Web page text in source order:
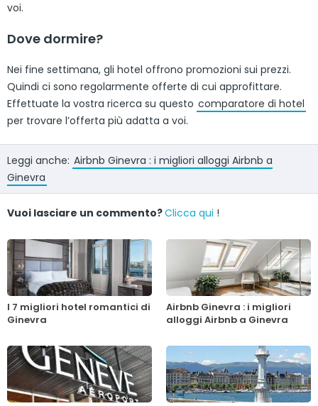
voi.
Dove dormire?
Nei fine settimana, gli hotel offrono promozioni sui prezzi.
Quindi ci sono regolarmente offerte di cui approfittare.
Effettuate la vostra ricerca su questo comparatore di hotel
per trovare l’offerta più adatta a voi.
Leggi anche: Airbnb Ginevra : i migliori alloggi Airbnb a
Ginevra
Vuoi lasciare un commento?Clicca qui !
I 7 migliori hotel romantici di
Ginevra
Airbnb Ginevra : i migliori
alloggi Airbnb a Ginevra